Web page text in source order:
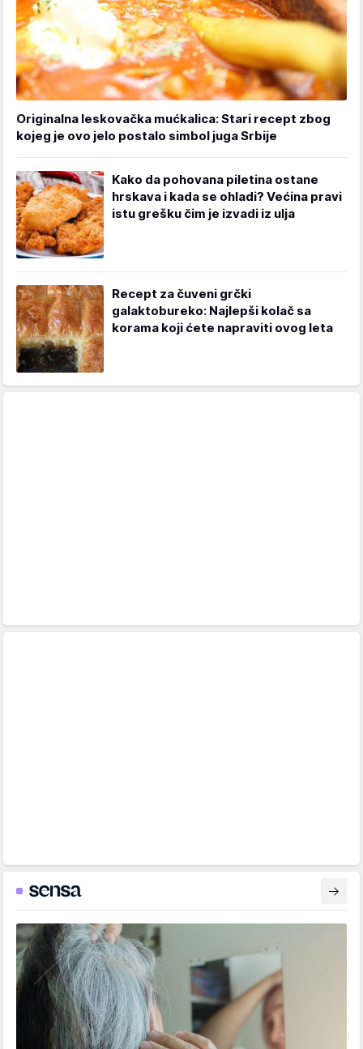
Originalna leskovačka mućkalica: Stari recept zbog
kojeg je ovo jelo postalo simbol juga Srbije
Kako da pohovana piletina ostane
hrskava i kada se ohladi? Većina pravi
istu grešku čim je izvadi iz ulja
Recept za čuveni grčki
galaktobureko: Najlepši kolač sa
korama koji ćete napraviti ovog leta